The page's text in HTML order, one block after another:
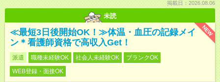
掲載日：2026.08.06
未読
NEW
≪最短3日後開始OK！≫体温・血圧の記録メイ
ン＊看護師資格で高収入Get！
派遣 職種未経験OK 社会人未経験OK
ブランクOK
WEB登録・面接OK